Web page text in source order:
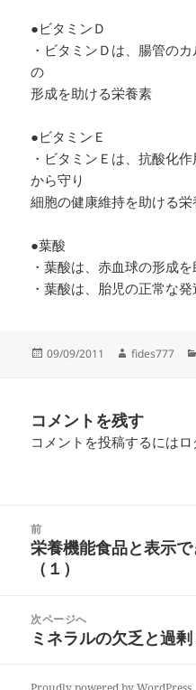
●ビタミンＤ
・ビタミンＤは、腸管の
の
形成を助ける栄養素
●ビタミンＥ
・ビタミンＥは、抗酸化
から守り
細胞の健康維持を助ける栄
●葉酸
・葉酸は、赤血球の形成
・葉酸は、胎児の正常な
09/09/2011 fides777
コメントを残す
コメントを投稿するには
前
栄養機能食品と表示
（１）
次ページへ
ミネラルの欠乏と過剰